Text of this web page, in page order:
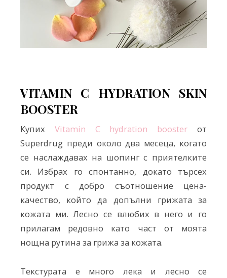
VITAMIN C HYDRATION SKIN
BOOSTER
Купих Vitamin C hydration booster от
Superdrug преди около два месеца, когато
се наслаждавах на шопинг с приятелките
си. Избрах го спонтанно, докато търсех
продукт с добро съотношение цена-
качество, който да допълни грижата за
кожата ми. Лесно се влюбих в него и го
прилагам редовно като част от моята
нощна рутина за грижа за кожата.
Текстурата е много лека и лесно се